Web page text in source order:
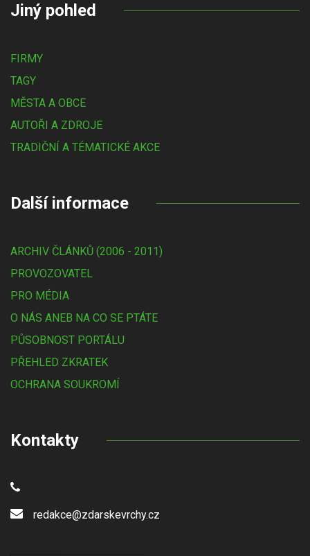
Jiný pohled
FIRMY
TAGY
MĚSTA A OBCE
AUTOŘI A ZDROJE
TRADIČNÍ A TÉMATICKÉ AKCE
Další informace
ARCHIV ČLÁNKŮ (2006 - 2011)
PROVOZOVATEL
PRO MÉDIA
O NÁS ANEB NA CO SE PTÁTE
PŮSOBNOST PORTÁLU
PŘEHLED ZKRATEK
OCHRANA SOUKROMÍ
Kontakty
redakce@zdarskevrchy.cz